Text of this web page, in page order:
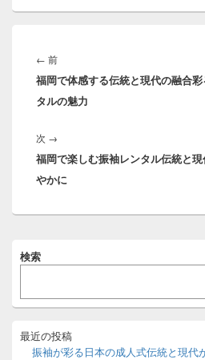
稿
ナ
ビ
ゲ
シ
ョ
ン
← 前前
の
投
福岡で体感する伝統と現代の融合
タルの魅力
次 →
の
投
福岡で楽しむ振袖レンタル伝統と
やかに
イ
イ
バ
検索
最近の投稿
振袖が彩る日本の成人式伝統と現代